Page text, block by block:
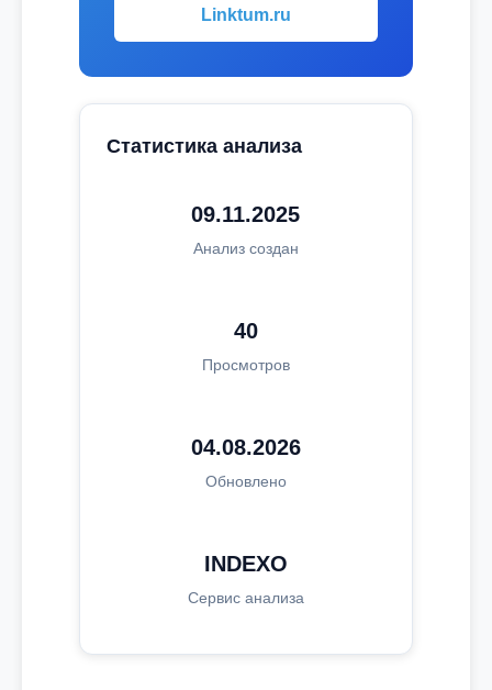
Linktum.ru
Статистика анализа
09.11.2025
Анализ создан
40
Просмотров
04.08.2026
Обновлено
INDEXO
Сервис анализа